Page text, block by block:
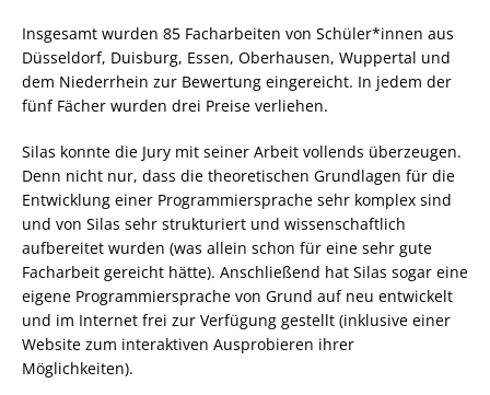
Insgesamt wurden 85 Facharbeiten von Schüler*innen aus
Düsseldorf, Duisburg, Essen, Oberhausen, Wuppertal und
dem Niederrhein zur Bewertung eingereicht. In jedem der
fünf Fächer wurden drei Preise verliehen.
Silas konnte die Jury mit seiner Arbeit vollends überzeugen.
Denn nicht nur, dass die theoretischen Grundlagen für die
Entwicklung einer Programmiersprache sehr komplex sind
und von Silas sehr strukturiert und wissenschaftlich
aufbereitet wurden (was allein schon für eine sehr gute
Facharbeit gereicht hätte). Anschließend hat Silas sogar eine
eigene Programmiersprache von Grund auf neu entwickelt
und im Internet frei zur Verfügung gestellt (inklusive einer
Website zum interaktiven Ausprobieren ihrer
Möglichkeiten).